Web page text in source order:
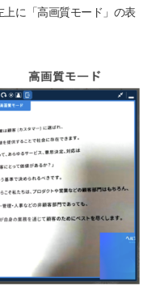
に「高画質モード」の表